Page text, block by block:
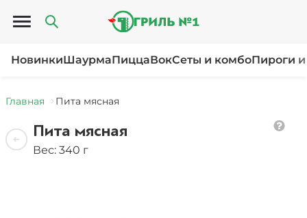
Открыть меню
НовинкиШаурмаПиццаВокСеты и комбоПироги
Главная Пита мясная
Пита мясная
Вес: 340 г